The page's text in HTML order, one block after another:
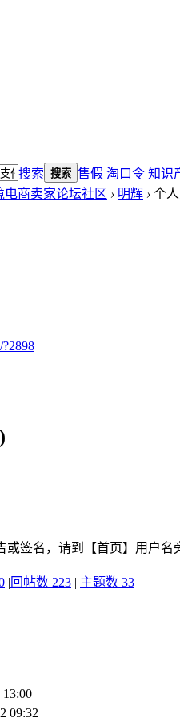
搜索 搜索 售假 淘口令 知识
电商卖家论坛社区 › 明辉 › 个
或签名，请到【首页】用户
|回帖数 223 | 主题数 33
13:00
09:32